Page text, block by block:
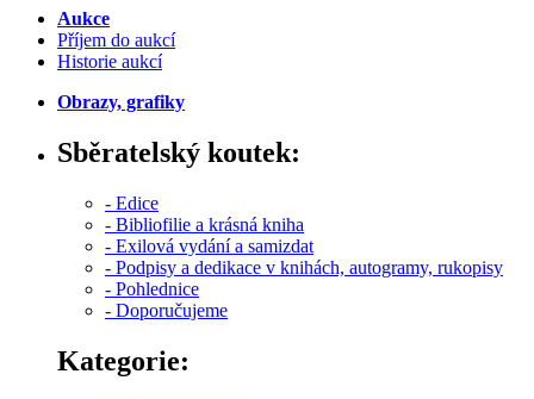
Aukce
Příjem do aukcí
Historie aukcí
Obrazy, grafiky
Sběratelský koutek:
- Edice
- Bibliofilie a krásná kniha
- Exilová vydání a samizdat
- Podpisy a dedikace v knihách, autogramy, rukopisy
- Pohlednice
- Doporučujeme
Kategorie: